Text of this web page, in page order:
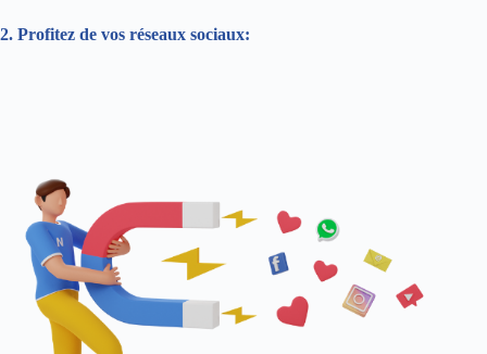
2. Profitez de vos réseaux sociaux: